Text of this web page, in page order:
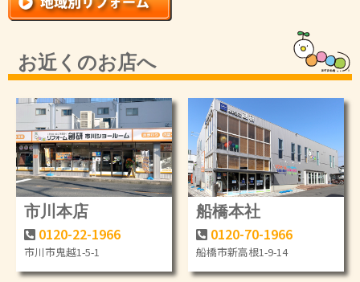
お近くのお店へ
市川本店
0120-22-1966
市川市鬼越1-5-1
船橋本社
0120-70-1966
船橋市新高根1-9-14